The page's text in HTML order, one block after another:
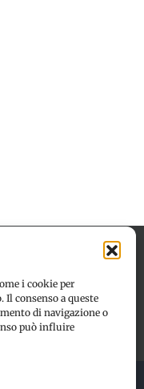
i cookie per
consenso a queste
di navigazione o
può influire